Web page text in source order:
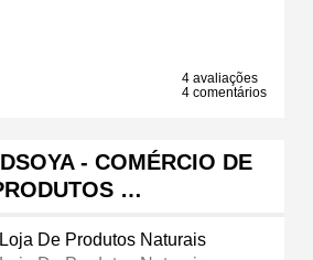
4 avaliações
4 comentários
- COMÉRCIO DE
…
Loja De Produtos Naturais